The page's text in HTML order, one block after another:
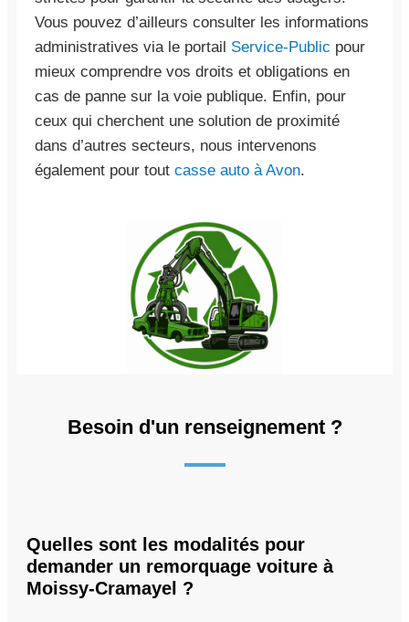
Vous pouvez d’ailleurs consulter les informations
administratives via le portail Service-Public pour
mieux comprendre vos droits et obligations en
cas de panne sur la voie publique. Enfin, pour
ceux qui cherchent une solution de proximité
dans d’autres secteurs, nous intervenons
également pour tout casse auto à Avon.
Besoin d'un renseignement ?
Quelles sont les modalités pour
demander un remorquage voiture à
Moissy-Cramayel ?